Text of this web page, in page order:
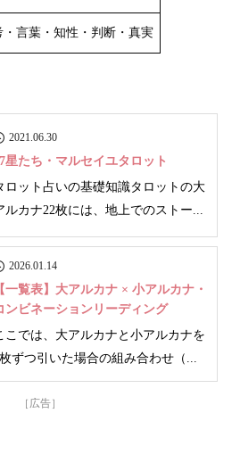
・言葉・知性・判断・真実
2021.06.30
星たち・マルセイユタロット
ロット占いの基礎知識タロットの大
ルカナ22枚には、地上でのストー...
2026.01.14
【一覧表】大アルカナ × 小アルカナ・
ンビネーションリーディング
こでは、大アルカナと小アルカナを
ずつ引いた場合の組み合わせ（...